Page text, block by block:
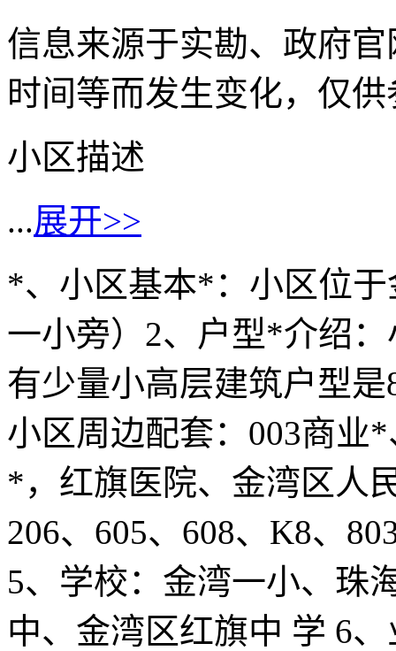
信息来源于实勘、政府
时间等而发生变化，仅
小区描述
...展开>>
*、小区基本*：小区位
一小旁）2、户型*介绍
有少量小高层建筑户型
小区周边配套：003商业
*，红旗医院、金湾区人
206、605、608、K8、
5、学校：金湾一小、珠
中、金湾区红旗中 学 6